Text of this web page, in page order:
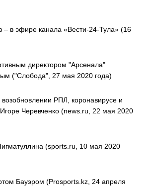
в эфире канала «Вести-24-Тула» (16
директором "Арсенала"
("Слобода", 27 мая 2020 года)
РПЛ, коронавирусе и
Черевченко (news.ru, 22 мая 2020
(sports.ru, 10 мая 2020
Бауэром (Prosports.kz, 24 апреля